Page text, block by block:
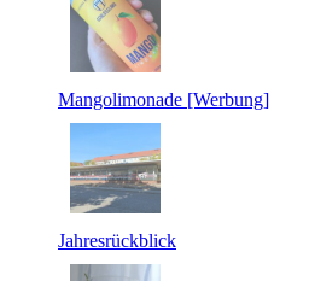
Mangolimonade [Werbung]
Jahresrückblick